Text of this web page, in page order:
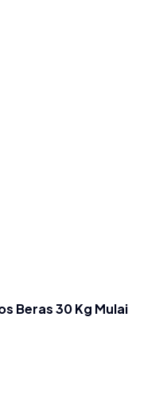
Beras 30 Kg Mulai